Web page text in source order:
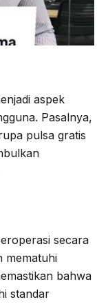
aspek
Pasalnya,
pulsa gratis
secara
mematuhi
bahwa
standar